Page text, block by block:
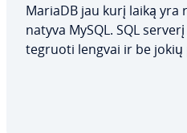
MariaDB jau kurį laiką
na­ty­va MySQL. SQL
te­gruo­ti lengvai ir be